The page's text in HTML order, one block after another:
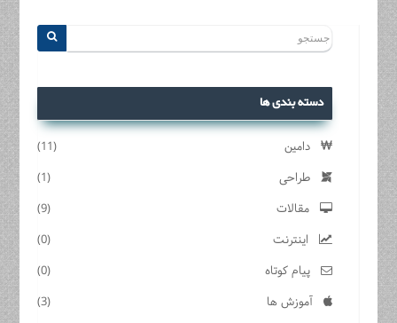
دسته بندی ها
دامین
(11)
طراحی
(1)
مقالات
(9)
اینترنت
(0)
پیام کوتاه
(0)
آموزش ها
(3)